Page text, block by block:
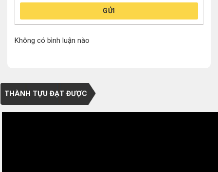
GỬI
Không có bình luận nào
THÀNH TỰU ĐẠT ĐƯỢC